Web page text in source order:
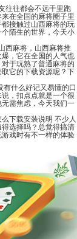
往往都会不远千里跑
在全国的麻将圈子里
接触过山西麻将的玩
陌生的世界，今天小
西麻将，山西麻将推
，它在全国的人气也
于玩熟了普通麻将的
它的下载资源呢？下
有什么好记又易懂的口
，扣点点就是一个很
需焦虑，今天我们一
下载安装说明 不少人
选择吗？总觉得搞清
戏时有不一样的体验